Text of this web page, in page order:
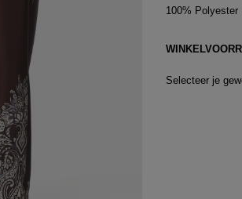
100% Polyester
Selecteer je